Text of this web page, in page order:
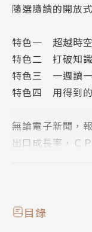
隨選隨讀的開放
特色一 超越時
特色二 打破知
特色三 一週讀
特色四 用得到
無論電子新聞，
出口成長率，Ｃ
的日常生活至鉅
目錄